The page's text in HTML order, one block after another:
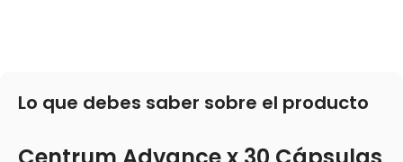
Lo que debes saber sobre el producto